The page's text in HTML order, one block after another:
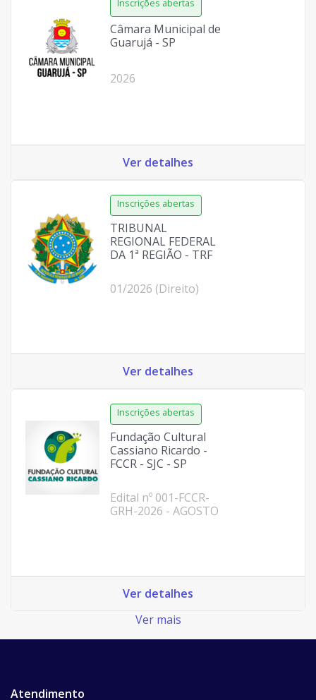
Câmara Municipal de
Guarujá - SP
2026
Ver detalhes
TRIBUNAL
REGIONAL FEDERAL
DA 1ª REGIÃO - TRF
01/2026 (Direito)
Ver detalhes
Fundação Cultural
Cassiano Ricardo -
FCCR - SJC - SP
Edital nº 001-FCCR-
GRH-2026 - AGOSTO
Ver detalhes
Ver mais
Atendimento